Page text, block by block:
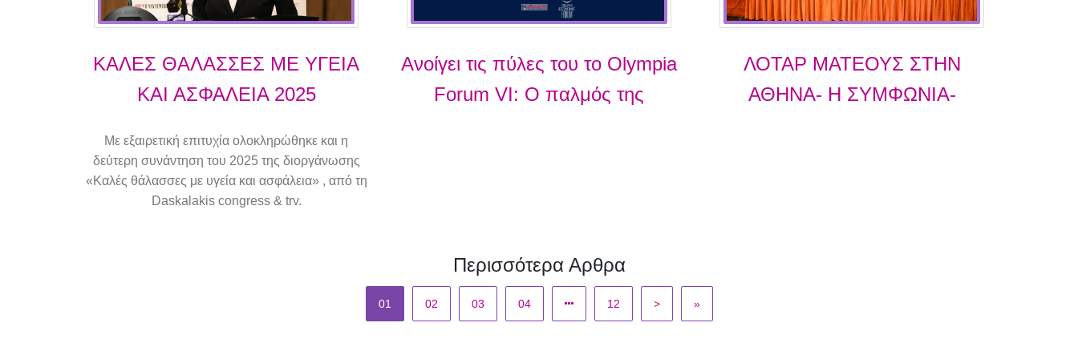
KΑΛΕΣ ΘΑΛΑΣΣΕΣ ΜΕ ΥΓΕΙΑ
ΚΑΙ ΑΣΦΑΛΕΙΑ 2025
Με εξαιρετική επιτυχία ολοκληρώθηκε και η
δεύτερη συνάντηση του 2025 της διοργάνωσης
«Καλές θάλασσες με υγεία και ασφάλεια» , από τη
Daskalakis congress & trv.
Ανοίγει τις πύλες του το Olympia
Forum VI: Ο παλμός της
ΛΟΤΑΡ ΜΑΤΕΟΥΣ ΣΤΗΝ
ΑΘΗΝΑ- Η ΣΥΜΦΩΝΙΑ-
Περισσότερα Αρθρα
01 02 03 04 12 > »